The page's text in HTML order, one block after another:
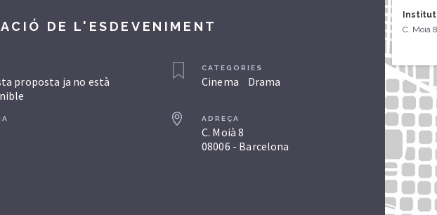
DE L'ESDEVENIMENT
proposta ja no està
CATEGORIES
Cinema Drama
ADREÇA
C. Moià 8
08006 - Barcelona
C. Moià